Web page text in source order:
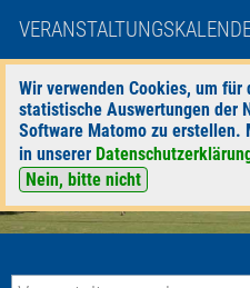
Wir verwenden Cookies, um
statistische Auswertungen der
Software Matomo zu erstellen.
in unserer
Nein, bitte nicht